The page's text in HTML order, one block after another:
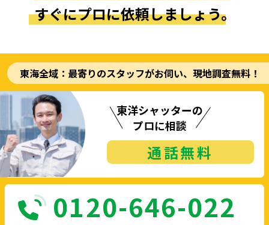
すぐにプロに依頼しましょう。
東海全域：最寄りのスタッフがお伺い、現地調査無料！
東洋シャッターの
プロに相談
0120-646-022
通話無料